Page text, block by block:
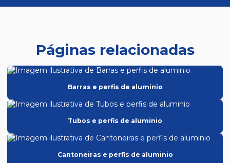
Páginas relacionadas
Barras e perfis de aluminio
Tubos e perfis de aluminio
Cantoneiras e perfis de aluminio